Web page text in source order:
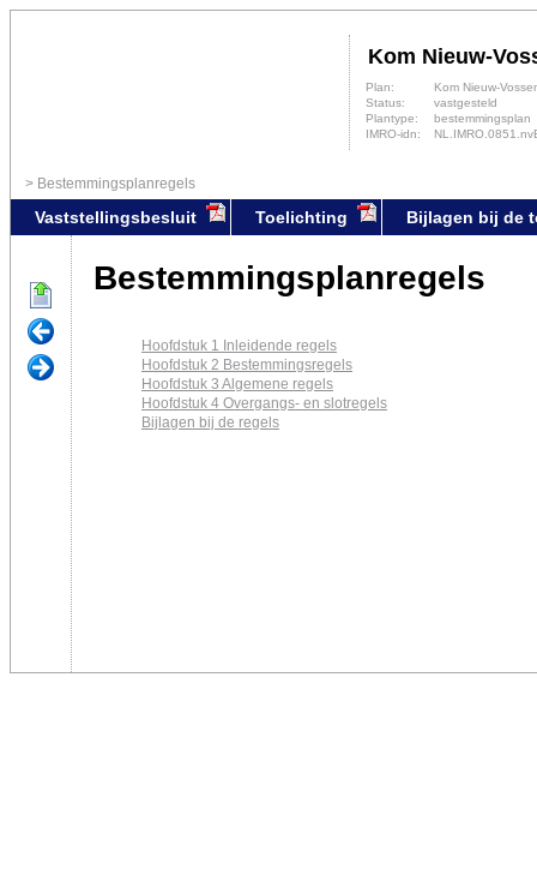
Kom Nieuw-
Bestemmingsplanregels
Plan:
Kom Nieuw-
Status:
vastgesteld
Plantype:
bestemmingsplan
IMRO-idn:
Vaststellingsbesluit Toelichting Bijlagen bij de
Bestemmingsplanregels
Hoofdstuk 1 Inleidende regels
Hoofdstuk 2 Bestemmingsregels
Hoofdstuk 3 Algemene regels
Hoofdstuk 4 Overgangs- en slotregels
Bijlagen bij de regels